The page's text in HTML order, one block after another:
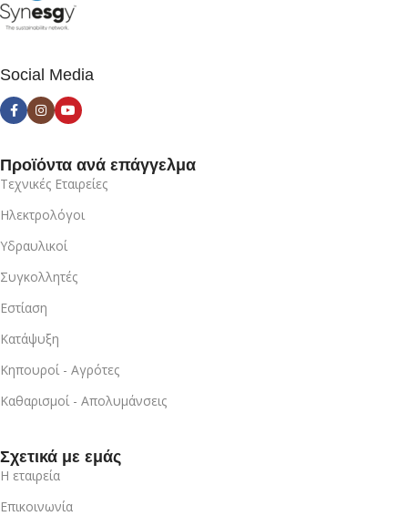
Social Media
Προϊόντα ανά επάγγελμα
Τεχνικές Εταιρείες
Ηλεκτρολόγοι
Υδραυλικοί
Συγκολλητές
Εστίαση
Κατάψυξη
Κηπουροί - Αγρότες
Καθαρισμοί - Απολυμάνσεις
Σχετικά με εμάς
Η εταιρεία
Επικοινωνία